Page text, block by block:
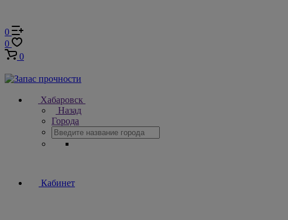
0
0
0
Хабаровск
Назад
Города
Кабинет